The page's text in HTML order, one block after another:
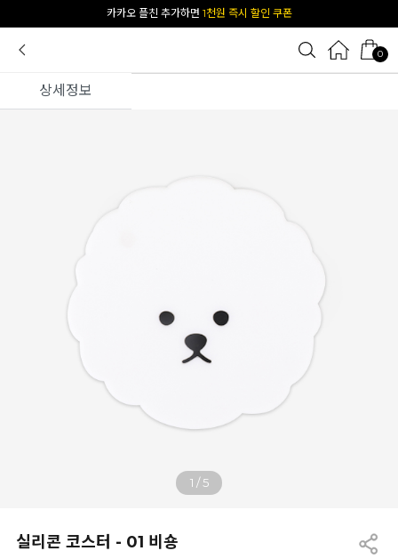
[공식몰 단독] 앱 다운받고2% 결제 할인 받기
0
상세정보
1 /5
실리콘 코스터 - 01 비숑